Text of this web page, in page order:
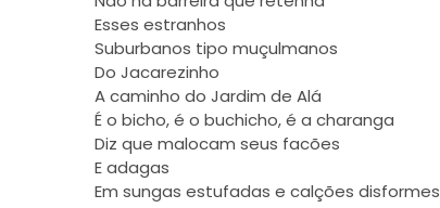
Esses estranhos
Suburbanos tipo muçulmanos
Do Jacarezinho
A caminho do Jardim de Alá
É o bicho, é o buchicho, é a charanga
Diz que malocam seus facões
E adagas
Em sungas estufadas e calções disformes